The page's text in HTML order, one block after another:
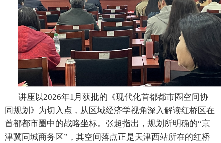
讲座以2026年1月获批的《现代化首都都市圈空间协
同规划》为切入点，从区域经济学视角深入解读红桥区在
首都都市圈中的战略坐标。张超指出，规划所明确的“京
津冀同城商务区” ，其空间落点正是天津西站所在的红桥